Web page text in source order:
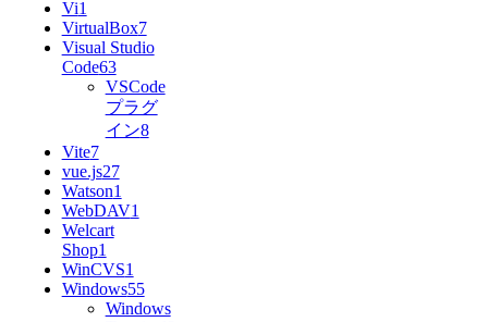
Vi1
VirtualBox7
Visual Studio
Code63
VSCode
プラグ
イン8
Vite7
vue.js27
Watson1
WebDAV1
Welcart
Shop1
WinCVS1
Windows55
Windows